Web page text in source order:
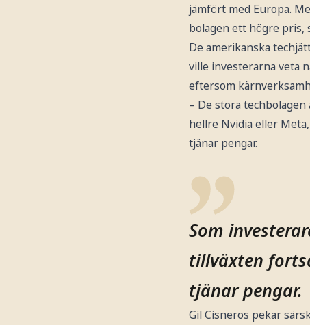
jämfört med Europa.
bolagen ett högre pris,
De amerikanska
ville investerarna veta
eftersom
– De stora
hellre Nvidia eller
tjänar pengar.
Som
tillväxten
tjänar pengar.
Gil Cisneros pekar